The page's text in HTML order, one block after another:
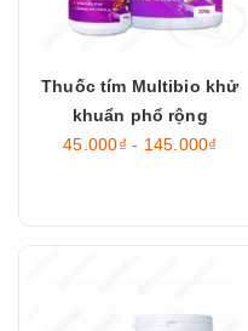
Thuốc tím Multibio khử
khuẩn phổ rộng
45.000₫ - 145.000₫